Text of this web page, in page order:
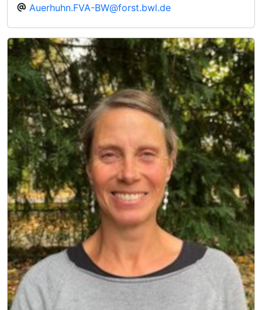
Auerhuhn.FVA-BW@forst.bwl.de